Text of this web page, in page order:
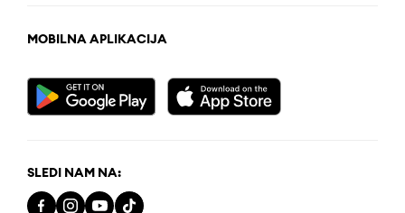
MOBILNA APLIKACIJA
SLEDI NAM NA: